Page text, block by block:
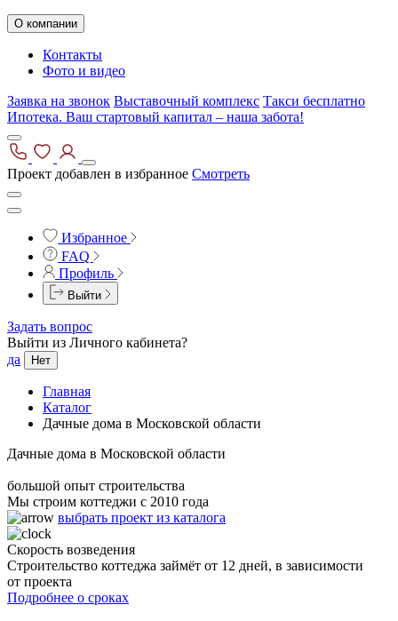
О компании
Контакты
Фото и видео
Заявка на звонок Выставочный комплекс Такси бесплатно
Ипотека. Ваш стартовый капитал – наша забота!
Проект добавлен в избранное Смотреть
Избранное
FAQ
Профиль
Выйти
Задать вопрос
Выйти из Личного кабинета?
да
Нет
Главная
Каталог
Дачные дома в Московской области
Дачные дома в Московской области
большой опыт строительства
Мы строим коттеджи с 2010 года
выбрать проект из каталога
Скорость возведения
Строительство коттеджа займёт от 12 дней, в зависимости
от проекта
Подробнее о сроках